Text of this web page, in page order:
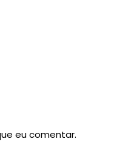
eu comentar.